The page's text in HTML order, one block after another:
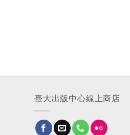
臺大出版中心線上商店